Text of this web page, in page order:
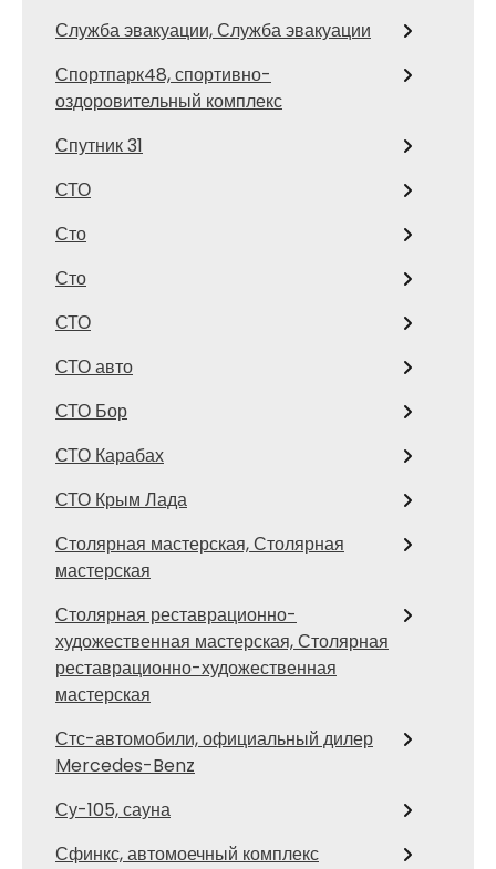
Служба эвакуации, Служба эвакуации
Спортпарк48, спортивно-
оздоровительный комплекс
Спутник 31
СТО
Сто
Сто
СТО
СТО авто
СТО Бор
СТО Карабах
СТО Крым Лада
Столярная мастерская, Столярная
мастерская
Столярная реставрационно-
художественная мастерская, Столярная
реставрационно-художественная
мастерская
Стс-автомобили, официальный дилер
Mercedes-Benz
Су-105, сауна
Сфинкс, автомоечный комплекс